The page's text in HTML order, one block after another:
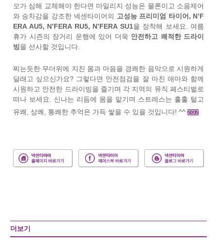
모가 심해 교체해야 한다면 마일리지 성능은 물론이고 소음제어
와 승차감을 강조한 넥센타이어의 고성능 프리미엄 타이어, N’F
ERA AU5, N’FERA RU5, N’FERA SU1을 장착해 보세요. 여름
휴가 시즌의 장거리 운행에 있어 더욱 안전하고 쾌적한 드라이
빙을 선사할 것입니다.
찌는듯한 무더위에 지친 몸과 마음을 경쾌한 음악으로 시원하게
달래고 싶으신가요? 그렇다면 안전점검을 잘 마친 애마와 함께
시원하고 안전한 드라이빙을 즐기며 각 지역의 뮤직 페스티벌로
떠나 보세요. 신나는 리듬에 몸을 맡기며 스트레스는 훌훌 털고
유쾌, 상쾌, 통쾌한 추억은 가득 쌓을 수 있을 것입니다! ^^
더보기